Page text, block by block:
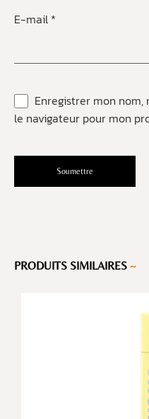
E-mail *
Enregistrer mon
le navigateur pour mon
PRODUITS SIMILAIRES ~